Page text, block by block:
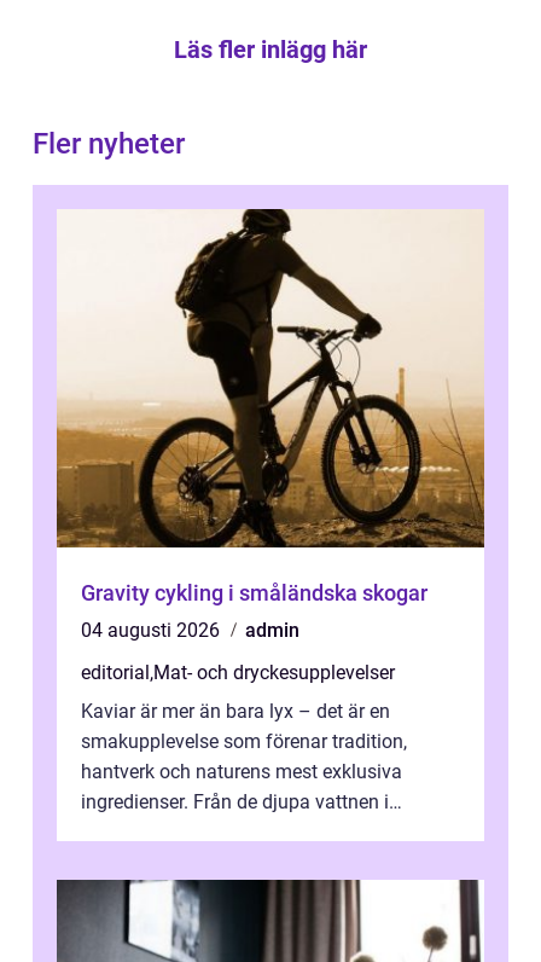
Läs fler inlägg här
Fler nyheter
Gravity cykling i småländska skogar
04 augusti 2026
admin
editorial,Mat- och dryckesupplevelser
Kaviar är mer än bara lyx – det är en
smakupplevelse som förenar tradition,
hantverk och naturens mest exklusiva
ingredienser. Från de djupa vattnen i